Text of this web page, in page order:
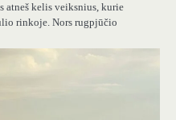
atneš kelis veiksnius, kurie
rinkoje. Nors rugpjūčio